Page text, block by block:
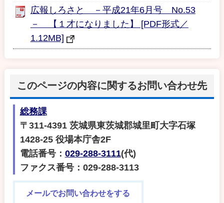
広報しろさと －平成21年6月号 No.53
－ 【１才になりました】 [PDF形式／
1.12MB]
このページの内容に関するお問い合わせ先
総務課
〒311-4391 茨城県東茨城郡城里町大字石塚
1428-25 役場本庁舎2F
電話番号： 029-288-3111(代)
ファクス番号：029-288-3113
メールでお問い合わせをする